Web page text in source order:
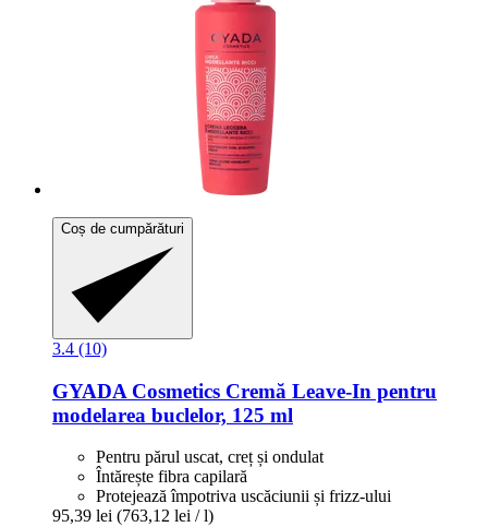
Coș de cumpărături
3.4 (10)
GYADA Cosmetics Cremă Leave-​In pentru
modelarea buclelor, 125 ml
Pentru părul uscat, creț și ondulat
Întărește fibra capilară
Protejează împotriva uscăciunii și frizz-ului
95,39 lei (763,12 lei / l)